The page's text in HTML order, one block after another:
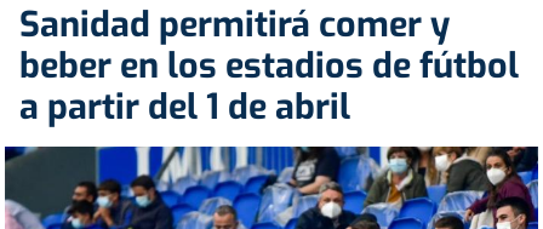
Sanidad permitirá comer y
beber en los estadios de fútbol
a partir del 1 de abril